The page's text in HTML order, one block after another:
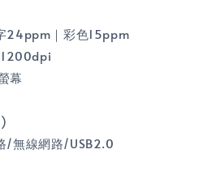
24ppm｜彩色15ppm
幕
/無線網路/USB2.0